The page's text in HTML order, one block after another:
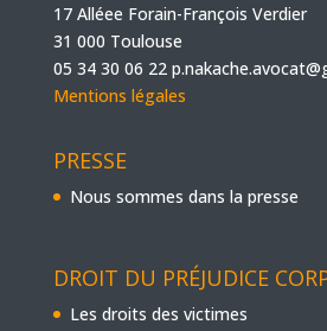
17 Alléee Forain-François Verdier
31 000 Toulouse
05 34 30 06 22
Mentions légales
PRESSE
Nous sommes dans la presse
DROIT DU PRÉJUDICE
Les droits des victimes